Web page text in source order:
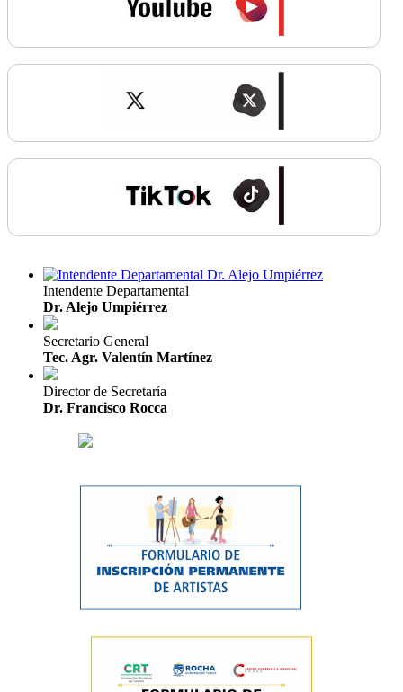
Intendente Departamental
Dr. Alejo Umpiérrez
Secretario General
Tec. Agr. Valentín Martínez
Director de Secretaría
Dr. Francisco Rocca